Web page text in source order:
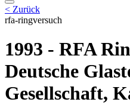
< Zurück
rfa-ringversuch
1993 - RFA
Deutsche
Gesellschaft,